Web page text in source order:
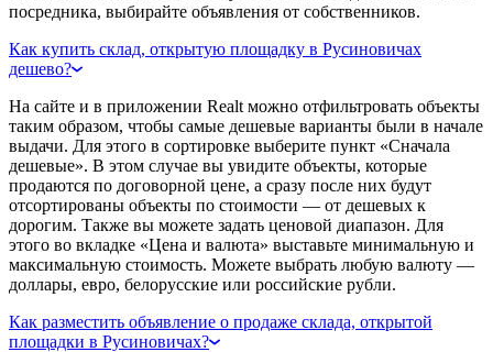
посредника, выбирайте объявления от собственников.
Как купить склад, открытую площадку в Русиновичах
дешево?
На сайте и в приложении Realt можно отфильтровать объекты
таким образом, чтобы самые дешевые варианты были в начале
выдачи. Для этого в сортировке выберите пункт «Сначала
дешевые». В этом случае вы увидите объекты, которые
продаются по договорной цене, а сразу после них будут
отсортированы объекты по стоимости — от дешевых к
дорогим. Также вы можете задать ценовой диапазон. Для
этого во вкладке «Цена и валюта» выставьте минимальную и
максимальную стоимость. Можете выбрать любую валюту —
доллары, евро, белорусские или российские рубли.
Как разместить объявление о продаже склада, открытой
площадки в Русиновичах?